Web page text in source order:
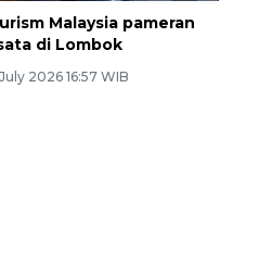
Malaysia pameran
di Lombok
2026 16:57 WIB